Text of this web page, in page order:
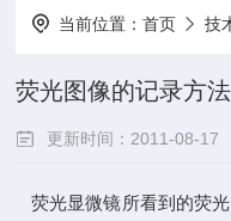
当前位置：首页 技
荧光图像的记录方法
更新时间：2011-08-17
荧光显微镜所看到的荧